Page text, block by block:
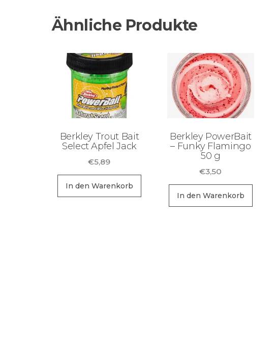
Ähnliche Produkte
Berkley Trout Bait
Select Apfel Jack
€5,89
In den Warenkorb
Berkley PowerBait
– Funky Flamingo
50 g
€3,50
In den Warenkorb